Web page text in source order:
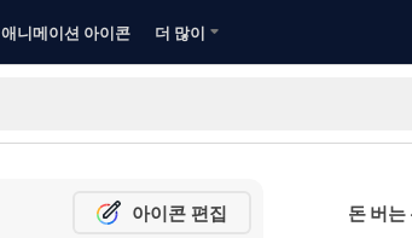
애니메이션 아이콘 더 많이
아이콘 편집 돈 버는